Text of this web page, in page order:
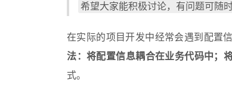
希望大家能积极讨论，有问题可随
在实际的项目开发中经常会遇到配置
法：将配置信息耦合在业务代码中；
式。